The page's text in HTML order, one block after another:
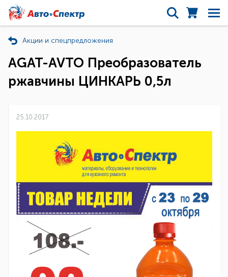
Акции и спецпредложения
AGAT-AVTO Преобразователь
ржавчины ЦИНКАРЬ 0,5л
25.10.2017